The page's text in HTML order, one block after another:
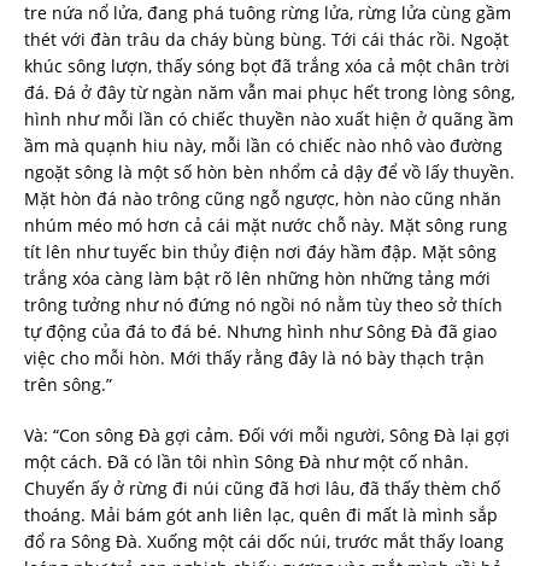
tre nứa nổ lửa, đang phá tuông rừng lửa, rừng lửa cùng gầm
thét với đàn trâu da cháy bùng bùng. Tới cái thác rồi. Ngoặt
khúc sông lượn, thấy sóng bọt đã trắng xóa cả một chân trời
đá. Đá ở đây từ ngàn năm vẫn mai phục hết trong lòng sông,
hình như mỗi lần có chiếc thuyền nào xuất hiện ở quãng ầm
ầm mà quạnh hiu này, mỗi lần có chiếc nào nhô vào đường
ngoặt sông là một số hòn bèn nhổm cả dậy để vồ lấy thuyền.
Mặt hòn đá nào trông cũng ngỗ ngược, hòn nào cũng nhăn
nhúm méo mó hơn cả cái mặt nước chỗ này. Mặt sông rung
tít lên như tuyếc bin thủy điện nơi đáy hầm đập. Mặt sông
trắng xóa càng làm bật rõ lên những hòn những tảng mới
trông tưởng như nó đứng nó ngồi nó nằm tùy theo sở thích
tự động của đá to đá bé. Nhưng hình như Sông Đà đã giao
việc cho mỗi hòn. Mới thấy rằng đây là nó bày thạch trận
trên sông.”
Và: “Con sông Đà gợi cảm. Đối với mỗi người, Sông Đà lại gợi
một cách. Đã có lần tôi nhìn Sông Đà như một cố nhân.
Chuyến ấy ở rừng đi núi cũng đã hơi lâu, đã thấy thèm chố
thoáng. Mải bám gót anh liên lạc, quên đi mất là mình sắp
đổ ra Sông Đà. Xuống một cái dốc núi, trước mắt thấy loang